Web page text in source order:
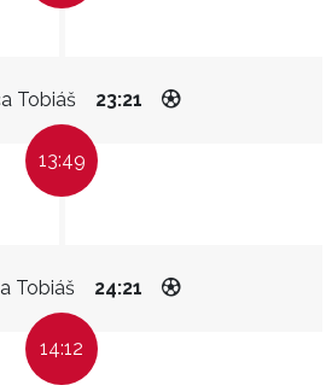
Tobiáš 23:21
13:49
Tobiáš 24:21
14:12